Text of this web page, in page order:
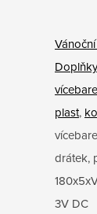
plast,
drátek,
3V DC